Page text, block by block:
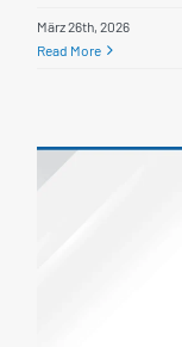
März 26th, 2026
Read More